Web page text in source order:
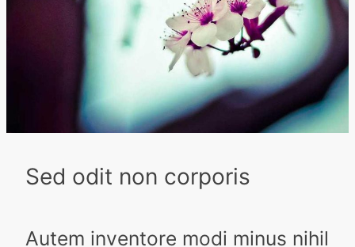
Sed odit non corporis
Autem inventore modi minus nihil